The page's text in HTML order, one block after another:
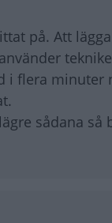
på. Att
i flera minuter
sådana så